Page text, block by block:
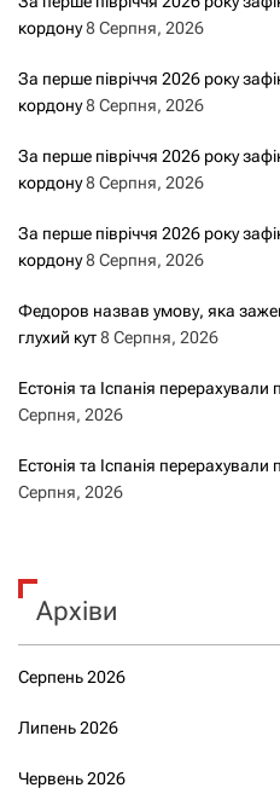
кордону8 Серпня, 2026
За перше півріччя 2026 року
кордону8 Серпня, 2026
За перше півріччя 2026 року
кордону8 Серпня, 2026
За перше півріччя 2026 року
кордону8 Серпня, 2026
Федоров назвав умову, яка
глухий кут8 Серпня, 2026
Естонія та Іспанія
Серпня, 2026
Естонія та Іспанія
Серпня, 2026
Архіви
Серпень 2026
Липень 2026
Червень 2026